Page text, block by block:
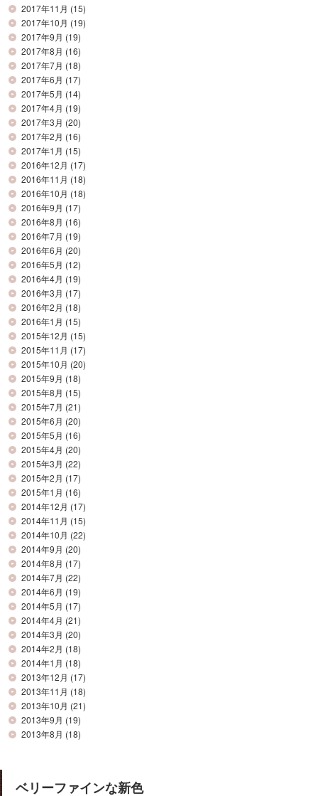
2017年11月 (15)
2017年10月 (19)
2017年9月 (19)
2017年8月 (16)
2017年7月 (18)
2017年6月 (17)
2017年5月 (14)
2017年4月 (19)
2017年3月 (20)
2017年2月 (16)
2017年1月 (15)
2016年12月 (17)
2016年11月 (18)
2016年10月 (18)
2016年9月 (17)
2016年8月 (16)
2016年7月 (19)
2016年6月 (20)
2016年5月 (12)
2016年4月 (19)
2016年3月 (17)
2016年2月 (18)
2016年1月 (15)
2015年12月 (15)
2015年11月 (17)
2015年10月 (20)
2015年9月 (18)
2015年8月 (15)
2015年7月 (21)
2015年6月 (20)
2015年5月 (16)
2015年4月 (20)
2015年3月 (22)
2015年2月 (17)
2015年1月 (16)
2014年12月 (17)
2014年11月 (15)
2014年10月 (22)
2014年9月 (20)
2014年8月 (17)
2014年7月 (22)
2014年6月 (19)
2014年5月 (17)
2014年4月 (21)
2014年3月 (20)
2014年2月 (18)
2014年1月 (18)
2013年12月 (17)
2013年11月 (18)
2013年10月 (21)
2013年9月 (19)
2013年8月 (18)
ベリーファインな新色